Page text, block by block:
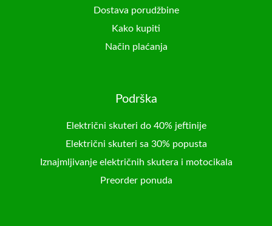
Dostava porudžbine
Kako kupiti
Način plaćanja
Podrška
Električni skuteri do 40% jeftinije
Električni skuteri sa 30% popusta
Iznajmljivanje električnih skutera i motocikala
Preorder ponuda